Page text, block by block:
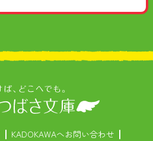
KADOKAWAへお問い合わせ